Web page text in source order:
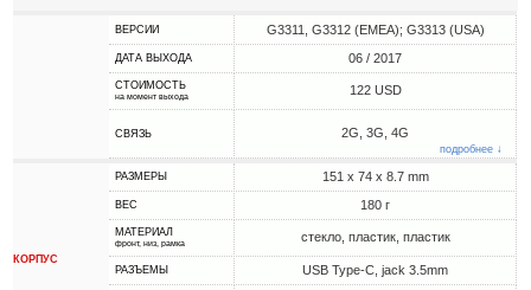
ВЕРСИИ G3311, G3312 (EMEA); G3313 (USA)
ДАТА ВЫХОДА 06 / 2017
СТОИМОСТЬ
на момент выхода 122 USD
СВЯЗЬ 2G, 3G, 4G
подробнее ↓
КОРПУС
РАЗМЕРЫ 151 x 74 x 8.7 mm
ВЕС 180 г
МАТЕРИАЛ
фронт, низ, рамка стекло, пластик, пластик
РАЗЪЕМЫ USB Type-C, jack 3.5mm